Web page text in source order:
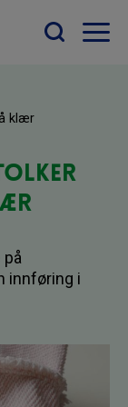
klær
tolker
på
innføring i